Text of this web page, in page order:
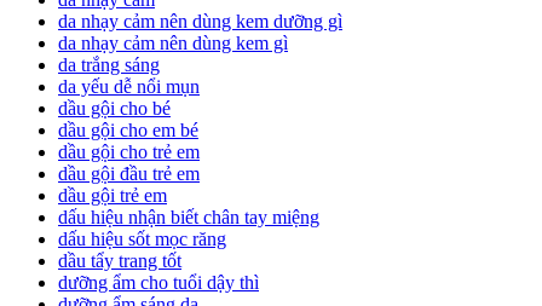
da nhạy cảm nên dùng kem dưỡng gì
da nhạy cảm nên dùng kem gì
da trắng sáng
da yếu dễ nổi mụn
dầu gội cho bé
dầu gội cho em bé
dầu gội cho trẻ em
dầu gội đầu trẻ em
dầu gội trẻ em
dấu hiệu nhận biết chân tay miệng
dấu hiệu sốt mọc răng
dầu tẩy trang tốt
dưỡng ẩm cho tuổi dậy thì